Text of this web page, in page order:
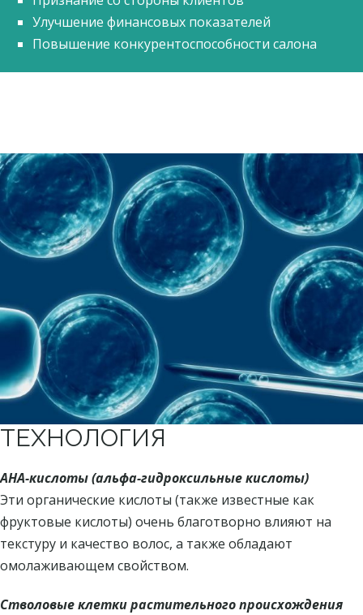
Улучшение финансовых показателей
Повышение конкурентоспособности салона
ТЕХНОЛОГИЯ
AHA-кислоты (альфа-гидроксильные кислоты)
Эти органические кислоты (также известные как
фруктовые кислоты) очень благотворно влияют на
текстуру и качество волос, а также обладают
омолаживающем свойством.
Стволовые клетки растительного происхождения